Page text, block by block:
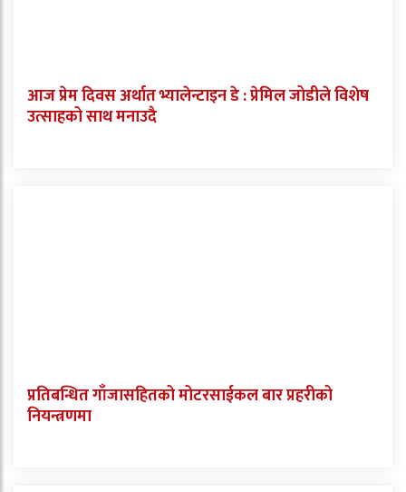
आज प्रेम दिवस अर्थात भ्यालेन्टाइन डे : प्रेमिल जोडीले विशेष
उत्साहको साथ मनाउदै
प्रतिबन्धित गाँजासहितको मोटरसाईकल बार प्रहरीको
नियन्त्रणमा